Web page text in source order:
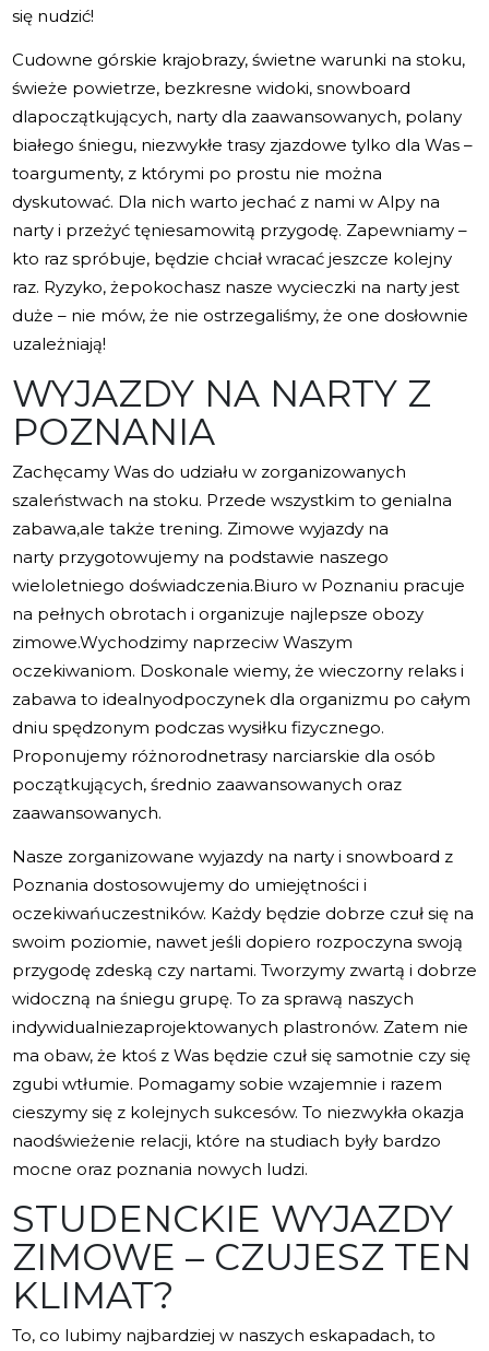
się nudzić!
Cudowne górskie krajobrazy, świetne warunki na stoku,
świeże powietrze, bezkresne widoki, snowboard
dlapoczątkujących, narty dla zaawansowanych, polany
białego śniegu, niezwykłe trasy zjazdowe tylko dla Was –
toargumenty, z którymi po prostu nie można
dyskutować. Dla nich warto jechać z nami w Alpy na
narty i przeżyć tęniesamowitą przygodę. Zapewniamy –
kto raz spróbuje, będzie chciał wracać jeszcze kolejny
raz. Ryzyko, żepokochasz nasze wycieczki na narty jest
duże – nie mów, że nie ostrzegaliśmy, że one dosłownie
uzależniają!
WYJAZDY NA NARTY Z
POZNANIA
Zachęcamy Was do udziału w zorganizowanych
szaleństwach na stoku. Przede wszystkim to genialna
zabawa,ale także trening. Zimowe wyjazdy na
narty przygotowujemy na podstawie naszego
wieloletniego doświadczenia.Biuro w Poznaniu pracuje
na pełnych obrotach i organizuje najlepsze obozy
zimowe.Wychodzimy naprzeciw Waszym
oczekiwaniom. Doskonale wiemy, że wieczorny relaks i
zabawa to idealnyodpoczynek dla organizmu po całym
dniu spędzonym podczas wysiłku fizycznego.
Proponujemy różnorodnetrasy narciarskie dla osób
początkujących, średnio zaawansowanych oraz
zaawansowanych.
Nasze zorganizowane wyjazdy na narty i snowboard z
Poznania dostosowujemy do umiejętności i
oczekiwańuczestników. Każdy będzie dobrze czuł się na
swoim poziomie, nawet jeśli dopiero rozpoczyna swoją
przygodę zdeską czy nartami. Tworzymy zwartą i dobrze
widoczną na śniegu grupę. To za sprawą naszych
indywidualniezaprojektowanych plastronów. Zatem nie
ma obaw, że ktoś z Was będzie czuł się samotnie czy się
zgubi wtłumie. Pomagamy sobie wzajemnie i razem
cieszymy się z kolejnych sukcesów. To niezwykła okazja
naodświeżenie relacji, które na studiach były bardzo
mocne oraz poznania nowych ludzi.
STUDENCKIE WYJAZDY
ZIMOWE – CZUJESZ TEN
KLIMAT?
To, co lubimy najbardziej w naszych eskapadach, to